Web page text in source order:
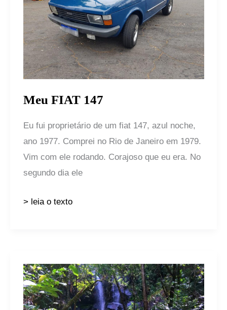
Meu FIAT 147
Eu fui proprietário de um fiat 147, azul noche,
ano 1977. Comprei no Rio de Janeiro em 1979.
Vim com ele rodando. Corajoso que eu era. No
segundo dia ele
> leia o texto
Esquina
do
tempo